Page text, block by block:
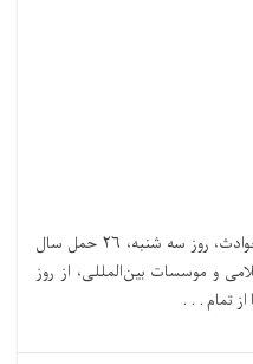
قرار است اداره ملی آمادگی مبارزه با حوادث،‌ روز سه شنبه، ۲۶ حمل سال
و موسسات بین‌المللی، از روز
تمام . . .